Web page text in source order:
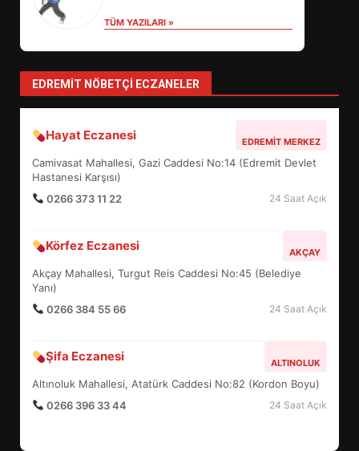
TÜM YAZILARI »
EDREMIT NÖBETÇI ECZANELER
Hayat Eczanesi EDREMIT MERKEZ
Camivasat Mahallesi, Gazi Caddesi No:14 (Edremit Devlet
Hastanesi Karşısı)
0266 373 11 22
24 Saat Açık
Körfez Eczanesi AKÇAY
Akçay Mahallesi, Turgut Reis Caddesi No:45 (Belediye
Yanı)
0266 384 55 66
24 Saat Açık
Şifa Eczanesi ALTINOLUK
Altınoluk Mahallesi, Atatürk Caddesi No:82 (Kordon Boyu)
0266 396 33 44
24 Saat Açık
5
6
BURHANİYE SATRANÇ
TURNUVASI KAYITLARI NEYİ
DEĞİŞTİRİYOR?
7
YENİ YÖNETİM NASIL
ŞEKİLLENDİ?
1
HAREKETE GEÇİYOR: GÖZLER
BULUŞMADA